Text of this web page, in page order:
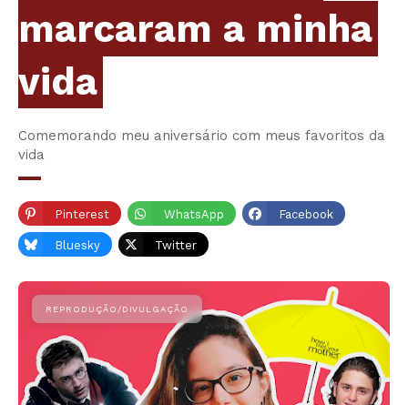
marcaram a minha
vida
Comemorando meu aniversário com meus favoritos da
vida
Pinterest WhatsApp Facebook
Bluesky Twitter